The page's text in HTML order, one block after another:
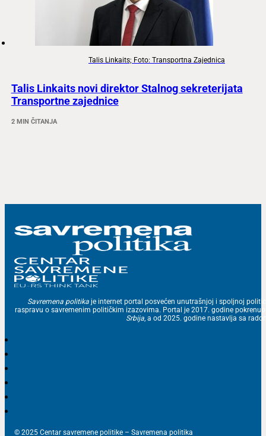
Talis Linkaits; Foto: Transportna Zajednica
Talis Linkaits novi direktor Stalnog sekreterijata
Transportne zajednice
2 MIN ČITANJA
Savremena politika je internet portal posvećen unutrašnjoj i spoljnoj
raspravu o savremenim političkim izazovima. Portal je 2017. godine
Srbija , a od 2025. godine nastavlja sa
© 2025 Centar savremene politike – Savremena politika